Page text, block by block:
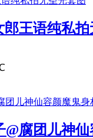
王语纯私拍
@腐团儿神